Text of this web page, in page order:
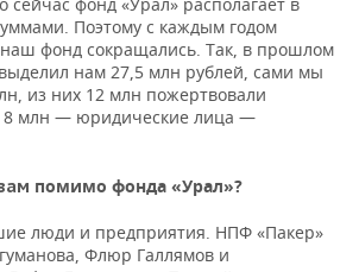
Поэтому с каждым годом
фонд сокращались. Так, в прошлом
нам 27,5 млн рублей, сами мы
из них 12 млн пожертвовали
8 млн — юридические лица —
помимо фонда «Урал»?
люди и предприятия. НПФ «Пакер»
Флюр Галлямов и